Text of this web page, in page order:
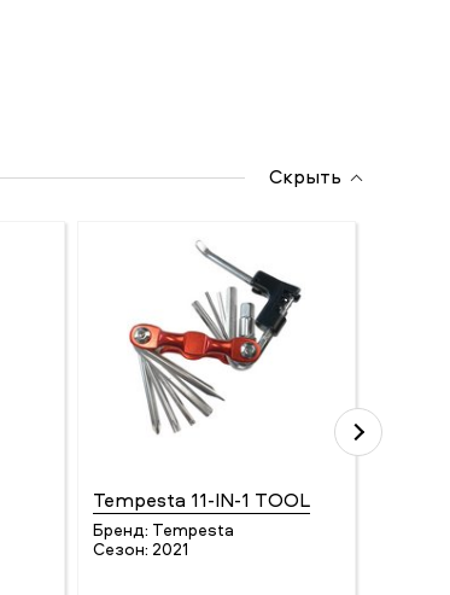
Скрыть
Tempesta 11-IN-1 TOOL
Бренд: Tempesta
Сезон: 2021